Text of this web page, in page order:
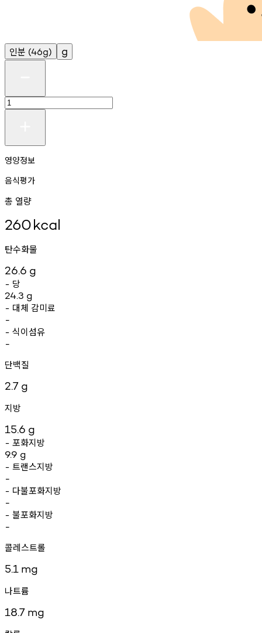
인분 (46g) g
영양정보
음식평가
총 열량
260kcal
탄수화물
26.6 g
- 당
24.3 g
- 대체 감미료
-
- 식이섬유
-
단백질
2.7 g
지방
15.6 g
- 포화지방
9.9 g
- 트랜스지방
-
- 다불포화지방
-
- 불포화지방
-
콜레스트롤
5.1 mg
나트륨
18.7 mg